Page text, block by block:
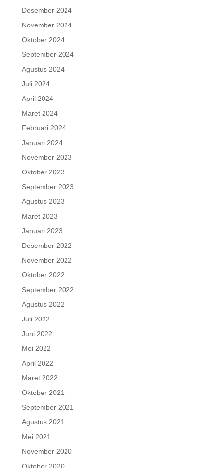
Desember 2024
November 2024
Oktober 2024
September 2024
Agustus 2024
Juli 2024
April 2024
Maret 2024
Februari 2024
Januari 2024
November 2023
Oktober 2023
September 2023
Agustus 2023
Maret 2023
Januari 2023
Desember 2022
November 2022
Oktober 2022
September 2022
Agustus 2022
Juli 2022
Juni 2022
Mei 2022
April 2022
Maret 2022
Oktober 2021
September 2021
Agustus 2021
Mei 2021
November 2020
Oktober 2020